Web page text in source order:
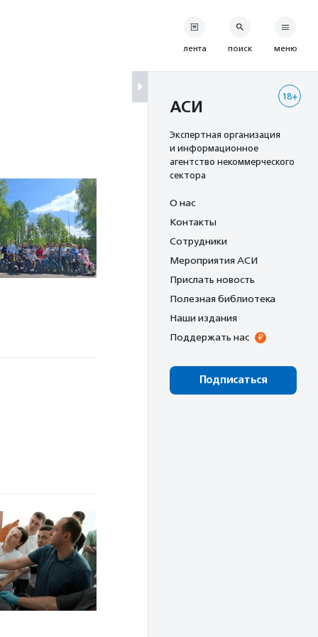
лента поиск меню
18+
АСИ
Экспертная организация
и информационное
агентство некоммерческого
сектора
О нас
Контакты
Сотрудники
Мероприятия АСИ
Прислать новость
Полезная библиотека
Наши издания
Поддержать нас
Подписаться